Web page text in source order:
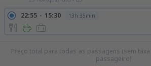
22:55 15:30 13h 35min
Preço total para todas as passagens (sem
passageiro)